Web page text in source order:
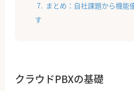
まとめ：自社課題から機能
す
クラウドPBXの基礎